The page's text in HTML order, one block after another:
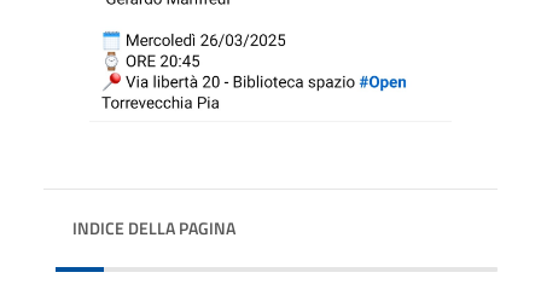
INDICE DELLA PAGINA